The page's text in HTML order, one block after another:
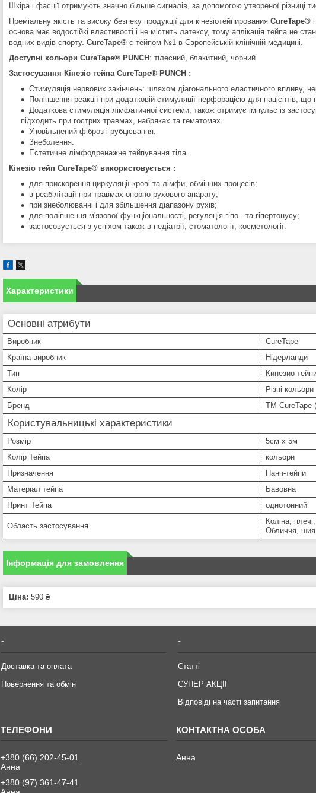
Шкіра і фасції отримують значно більше сигналів, за допомогою утвореної різниці
Преміальну якість та високу безпеку продукції для кінезіотейпирования CureTape®
основа має водостійкі властивості і не містить латексу, тому аплікація тейпа не
водних видів спорту. CureTape® є тейпом №1 в Європейській клінічній медицині.
Доступні кольори CureTape® PUNCH : тілесний, блакитний, чорний.
Застосування Кінезіо тейпа CureTape® PUNCH :
Стимуляція нервових закінчень: шляхом діагонального еластичного впливу,
Поліпшення реакції при додатковій стимуляції перфорацією для пацієнтів, що
Додаткова стимуляція лімфатичної системи, також отримує імпульс із
підходить при гострих травмах, набряках та гематомах.
Уповільнений фіброз і рубцювання.
Знеболення.
Естетичне лімфодренажне тейпування тіла.
Кінезіо тейп CureTape® використовується :
для прискорення циркуляції крові та лімфи, обмінних процесів;
в реабілітації при травмах опорно-рухового апарату;
при знеболюванні і для збільшення діапазону рухів;
для поліпшення м'язової функціональності, регуляція гіпо - та гіпертонусу;
застосовується з успіхом також в педіатрії, стоматології, косметології.
Характеристики
Основні атрибути
Виробник
CureTape
Країна виробник
Нідерланди
Тип
Кинезио
Колір
Різні кольори
Бренд
TM CureTape
Користувальницькі характеристики
Розмір
5см х 5м
Колір Тейпа
кольори
Призначення
Панч-тейпи
Матеріал тейпа
Бавовна
Принт Тейпа
однотонний
Область застосування
Коліна,
Обличчя, шия
Інформація для замовлення
Ціна: 590 ₴
-
Доставка та оплата
Повернення та обмін
-
Статті
СУПЕР АКЦІЇ
Відповіді на часті запитання
+380 (66) 202-45-01
Анна
+380 (97) 361-47-41
Анна